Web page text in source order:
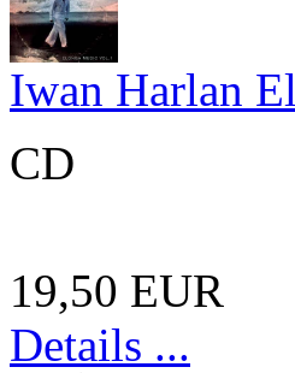
Iwan Harlan
CD
19,50 EUR
Details ...